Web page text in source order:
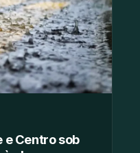
e Centro sob